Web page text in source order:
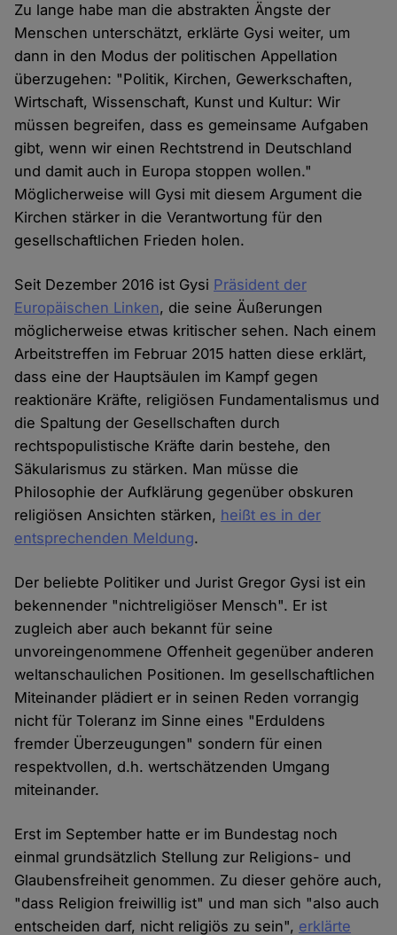
Zu lange habe man die abstrakten Ängste der
Menschen unterschätzt, erklärte Gysi weiter, um
dann in den Modus der politischen Appellation
überzugehen: "Politik, Kirchen, Gewerkschaften,
Wirtschaft, Wissenschaft, Kunst und Kultur: Wir
müssen begreifen, dass es gemeinsame Aufgaben
gibt, wenn wir einen Rechtstrend in Deutschland
und damit auch in Europa stoppen wollen."
Möglicherweise will Gysi mit diesem Argument die
Kirchen stärker in die Verantwortung für den
gesellschaftlichen Frieden holen.
Seit Dezember 2016 ist Gysi Präsident der
Europäischen Linken, die seine Äußerungen
möglicherweise etwas kritischer sehen. Nach einem
Arbeitstreffen im Februar 2015 hatten diese erklärt,
dass eine der Hauptsäulen im Kampf gegen
reaktionäre Kräfte, religiösen Fundamentalismus und
die Spaltung der Gesellschaften durch
rechtspopulistische Kräfte darin bestehe, den
Säkularismus zu stärken. Man müsse die
Philosophie der Aufklärung gegenüber obskuren
religiösen Ansichten stärken, heißt es in der
entsprechenden Meldung.
Der beliebte Politiker und Jurist Gregor Gysi ist ein
bekennender "nichtreligiöser Mensch". Er ist
zugleich aber auch bekannt für seine
unvoreingenommene Offenheit gegenüber anderen
weltanschaulichen Positionen. Im gesellschaftlichen
Miteinander plädiert er in seinen Reden vorrangig
nicht für Toleranz im Sinne eines "Erduldens
fremder Überzeugungen" sondern für einen
respektvollen, d.h. wertschätzenden Umgang
miteinander.
Erst im September hatte er im Bundestag noch
einmal grundsätzlich Stellung zur Religions- und
Glaubensfreiheit genommen. Zu dieser gehöre auch,
"dass Religion freiwillig ist" und man sich "also auch
entscheiden darf, nicht religiös zu sein", erklärte